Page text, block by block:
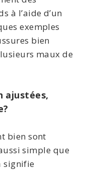
à l’aide d’un
exemples
bien
maux de
ajustées,
bien sont
simple que
signifie